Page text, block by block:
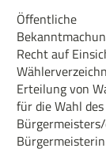
Öffentliche
Recht auf
Erteilung von
für die Wahl des
Bürgermeisterin